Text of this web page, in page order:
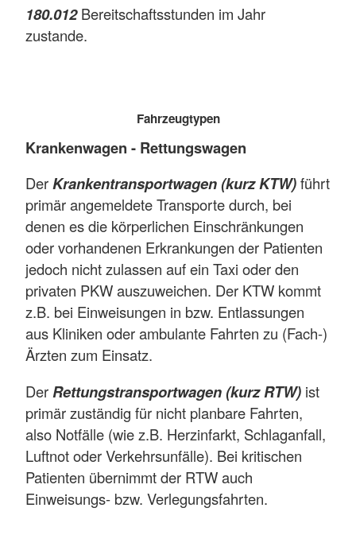
180.012Bereitschaftsstunden im Jahr
zustande.
Fahrzeugtypen
Krankenwagen - Rettungswagen
DerKrankentransportwagen (kurz KTW)führt
primär angemeldete Transporte durch, bei
denen es die körperlichen Einschränkungen
oder vorhandenen Erkrankungen der Patienten
jedoch nicht zulassen auf ein Taxi oder den
privaten PKW auszuweichen. Der KTW kommt
z.B. bei Einweisungen in bzw. Entlassungen
aus Kliniken oder ambulante Fahrten zu (Fach-)
Ärzten zum Einsatz.
DerRettungstransportwagen (kurz RTW) ist
primär zuständig für nicht planbare Fahrten,
also Notfälle (wie z.B. Herzinfarkt, Schlaganfall,
Luftnot oder Verkehrsunfälle). Bei kritischen
Patienten übernimmt der RTW auch
Einweisungs- bzw. Verlegungsfahrten.